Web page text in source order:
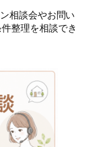
相談会やお問い
整理を相談でき